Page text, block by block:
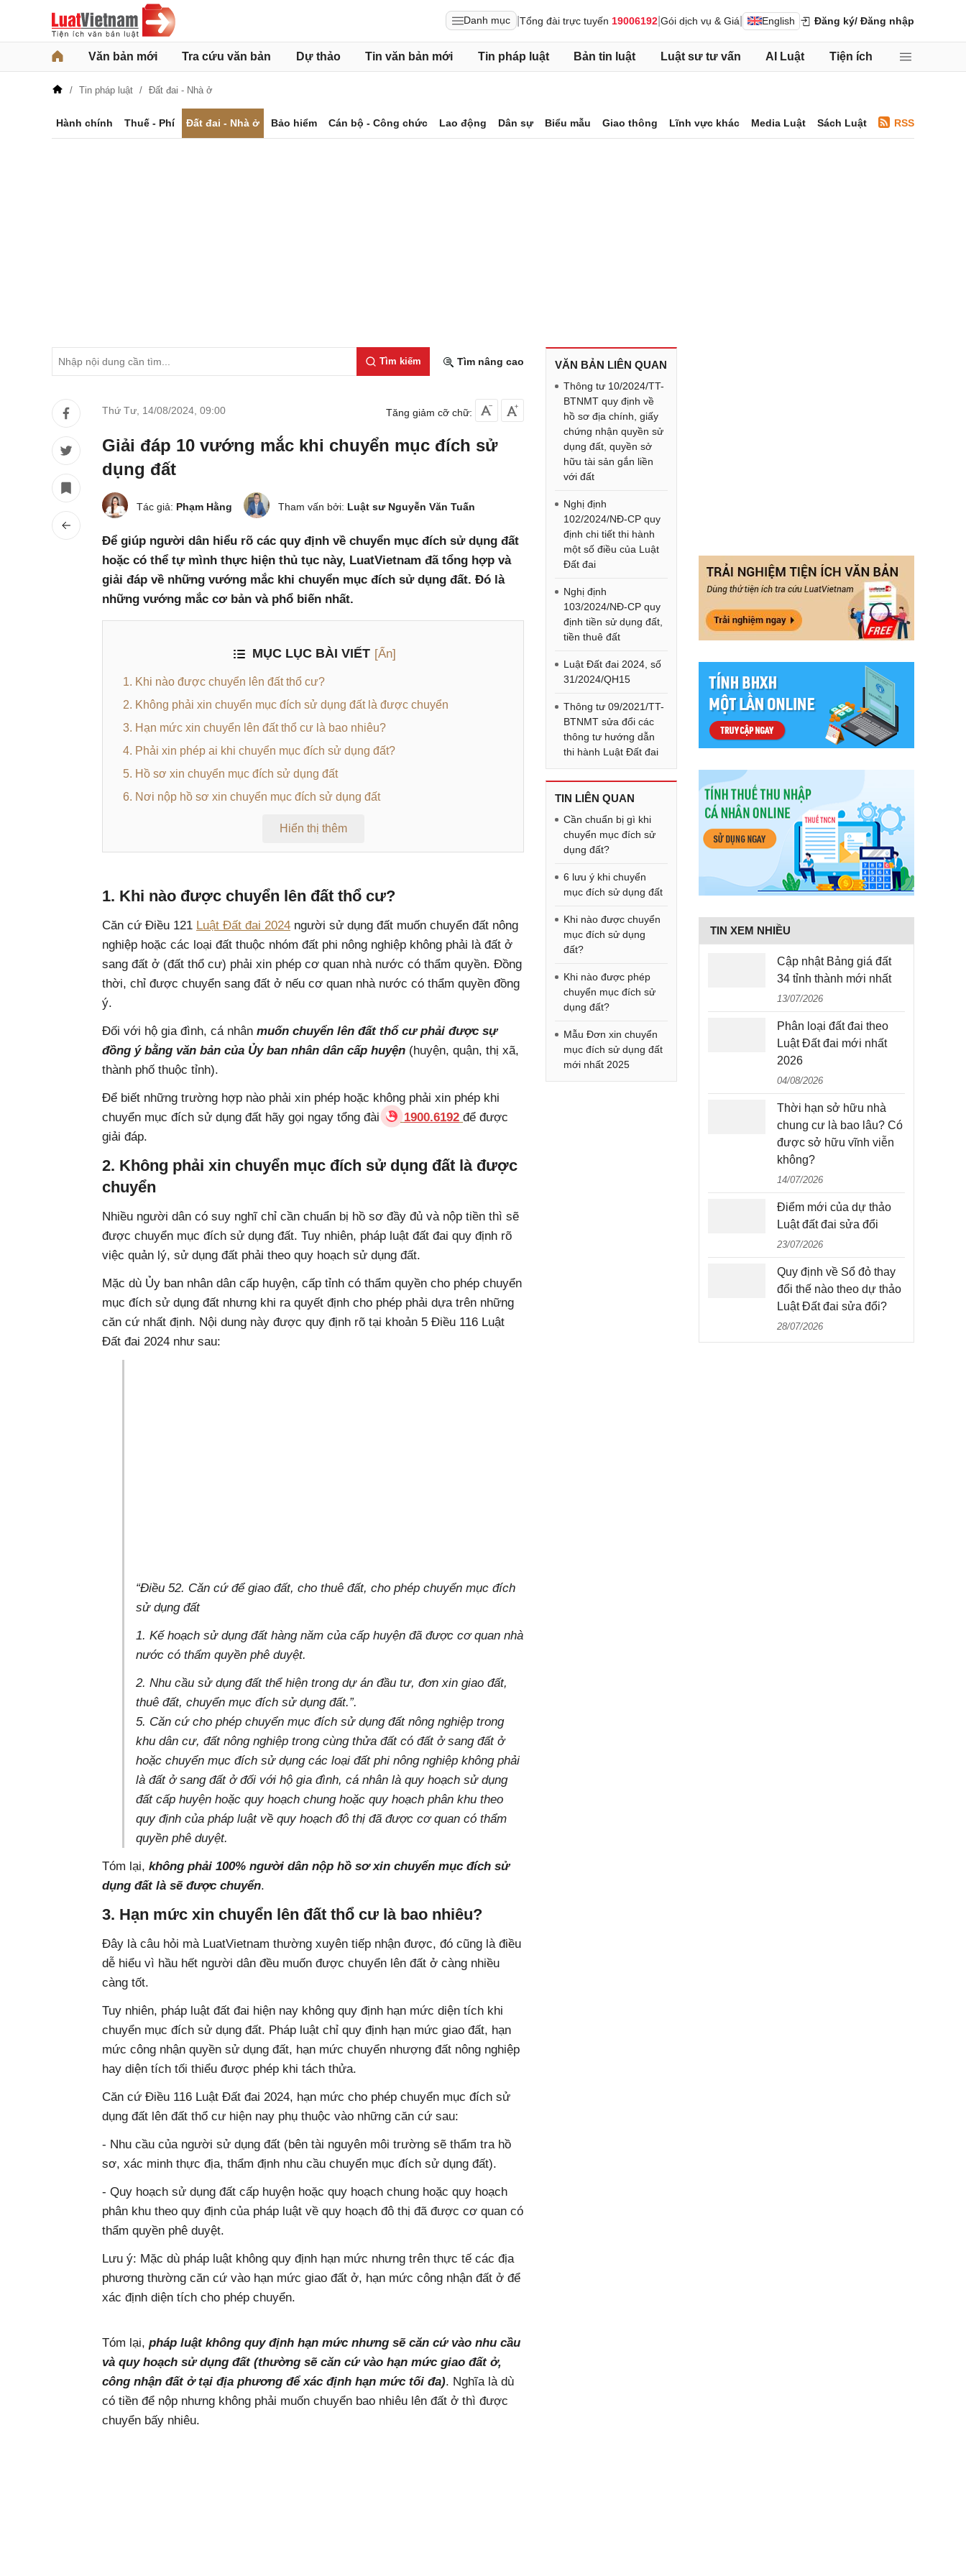
Danh mục Tổng đài trực tuyến 19006192 Gói dịch vụ & Giá English Đăng ký/ Đăng nhập
Văn bản mới Tra cứu văn bản Dự thảo Tin văn bản mới Tin pháp luật Bản tin luật Luật sư tư vấn AI Luật Tiện ích
Tin pháp luật Đất đai - Nhà ở
Hành chính Thuế - Phí Đất đai - Nhà ở Bảo hiểm Cán bộ - Công chức Lao động Dân sự Biểu mẫu Giao thông Lĩnh vực khác Media Luật Sách Luật RSS
Tìm kiếm Tìm nâng cao
Thứ Tư, 14/08/2024 09:00 Tăng giảm cỡ chữ:
Giải đáp 10 vướng mắc khi chuyển mục đích sử
dụng đất
Tác giả: Phạm Hằng Tham vấn bởi: Luật sư Nguyễn Văn Tuấn
Để giúp người dân hiểu rõ các quy định về chuyển mục đích sử dụng đất
hoặc có thể tự mình thực hiện thủ tục này, LuatVietnam đã tổng hợp và
giải đáp về những vướng mắc khi chuyển mục đích sử dụng đất. Đó là
những vướng mắc cơ bản và phổ biến nhất.
MỤC LỤC BÀI VIẾT [Ẩn]
1. Khi nào được chuyển lên đất thổ cư?
2. Không phải xin chuyển mục đích sử dụng đất là được chuyển
3. Hạn mức xin chuyển lên đất thổ cư là bao nhiêu?
4. Phải xin phép ai khi chuyển mục đích sử dụng đất?
5. Hồ sơ xin chuyển mục đích sử dụng đất
6. Nơi nộp hồ sơ xin chuyển mục đích sử dụng đất
Hiển thị thêm
1. Khi nào được chuyển lên đất thổ cư?
Căn cứ Điều 121 Luật Đất đai 2024 người sử dụng đất muốn chuyển đất nông
nghiệp hoặc các loại đất thuộc nhóm đất phi nông nghiệp không phải là đất ở
sang đất ở (đất thổ cư) phải xin phép cơ quan nhà nước có thẩm quyền. Đồng
thời, chỉ được chuyển sang đất ở nếu cơ quan nhà nước có thẩm quyền đồng
ý.
Đối với hộ gia đình, cá nhân muốn chuyển lên đất thổ cư phải được sự
đồng ý bằng văn bản của Ủy ban nhân dân cấp huyện (huyện, quận, thị xã,
thành phố thuộc tỉnh).
Để biết những trường hợp nào phải xin phép hoặc không phải xin phép khi
chuyển mục đích sử dụng đất hãy gọi ngay tổng đài
1900.6192 để được
giải đáp.
2. Không phải xin chuyển mục đích sử dụng đất là được
chuyển
Nhiều người dân có suy nghĩ chỉ cần chuẩn bị hồ sơ đầy đủ và nộp tiền thì sẽ
được chuyển mục đích sử dụng đất. Tuy nhiên, pháp luật đất đai quy định rõ
việc quản lý, sử dụng đất phải theo quy hoạch sử dụng đất.
Mặc dù Ủy ban nhân dân cấp huyện, cấp tỉnh có thẩm quyền cho phép chuyển
mục đích sử dụng đất nhưng khi ra quyết định cho phép phải dựa trên những
căn cứ nhất định. Nội dung này được quy định rõ tại khoản 5 Điều 116 Luật
Đất đai 2024 như sau:
“Điều 52. Căn cứ để giao đất, cho thuê đất, cho phép chuyển mục đích
sử dụng đất
1. Kế hoạch sử dụng đất hàng năm của cấp huyện đã được cơ quan nhà
nước có thẩm quyền phê duyệt.
2. Nhu cầu sử dụng đất thể hiện trong dự án đầu tư, đơn xin giao đất,
thuê đất, chuyển mục đích sử dụng đất.”.
5. Căn cứ cho phép chuyển mục đích sử dụng đất nông nghiệp trong
khu dân cư, đất nông nghiệp trong cùng thửa đất có đất ở sang đất ở
hoặc chuyển mục đích sử dụng các loại đất phi nông nghiệp không phải
là đất ở sang đất ở đối với hộ gia đình, cá nhân là quy hoạch sử dụng
đất cấp huyện hoặc quy hoạch chung hoặc quy hoạch phân khu theo
quy định của pháp luật về quy hoạch đô thị đã được cơ quan có thẩm
quyền phê duyệt.
Tóm lại, không phải 100% người dân nộp hồ sơ xin chuyển mục đích sử
dụng đất là sẽ được chuyển.
3. Hạn mức xin chuyển lên đất thổ cư là bao nhiêu?
Đây là câu hỏi mà LuatVietnam thường xuyên tiếp nhận được, đó cũng là điều
dễ hiểu vì hầu hết người dân đều muốn được chuyển lên đất ở càng nhiều
càng tốt.
Tuy nhiên, pháp luật đất đai hiện nay không quy định hạn mức diện tích khi
chuyển mục đích sử dụng đất. Pháp luật chỉ quy định hạn mức giao đất, hạn
mức công nhận quyền sử dụng đất, hạn mức chuyển nhượng đất nông nghiệp
hay diện tích tối thiểu được phép khi tách thửa.
Căn cứ Điều 116 Luật Đất đai 2024, hạn mức cho phép chuyển mục đích sử
dụng đất lên đất thổ cư hiện nay phụ thuộc vào những căn cứ sau:
- Nhu cầu của người sử dụng đất (bên tài nguyên môi trường sẽ thẩm tra hồ
sơ, xác minh thực địa, thẩm định nhu cầu chuyển mục đích sử dụng đất).
- Quy hoạch sử dụng đất cấp huyện hoặc quy hoạch chung hoặc quy hoạch
phân khu theo quy định của pháp luật về quy hoạch đô thị đã được cơ quan có
thẩm quyền phê duyệt.
Lưu ý: Mặc dù pháp luật không quy định hạn mức nhưng trên thực tế các địa
phương thường căn cứ vào hạn mức giao đất ở, hạn mức công nhận đất ở để
xác định diện tích cho phép chuyển.
Tóm lại, pháp luật không quy định hạn mức nhưng sẽ căn cứ vào nhu cầu
và quy hoạch sử dụng đất (thường sẽ căn cứ vào hạn mức giao đất ở,
công nhận đất ở tại địa phương để xác định hạn mức tối đa). Nghĩa là dù
có tiền để nộp nhưng không phải muốn chuyển bao nhiêu lên đất ở thì được
chuyển bấy nhiêu.
VĂN BẢN LIÊN QUAN
Thông tư 10/2024/TT-
BTNMT quy định về
hồ sơ địa chính, giấy
chứng nhận quyền sử
dụng đất, quyền sở
hữu tài sản gắn liền
với đất
Nghị định
102/2024/NĐ-CP quy
định chi tiết thi hành
một số điều của Luật
Đất đai
Nghị định
103/2024/NĐ-CP quy
định tiền sử dụng đất,
tiền thuê đất
Luật Đất đai 2024, số
31/2024/QH15
Thông tư 09/2021/TT-
BTNMT sửa đổi các
thông tư hướng dẫn
thi hành Luật Đất đai
TIN LIÊN QUAN
Cần chuẩn bị gì khi
chuyển mục đích sử
dụng đất?
6 lưu ý khi chuyển
mục đích sử dụng đất
Khi nào được chuyển
mục đích sử dụng
đất?
Khi nào được phép
chuyển mục đích sử
dụng đất?
Mẫu Đơn xin chuyển
mục đích sử dụng đất
mới nhất 2025
TIN XEM NHIỀU
Cập nhật Bảng giá đất
34 tỉnh thành mới nhất
13/07/2026
Phân loại đất đai theo
Luật Đất đai mới nhất
2026
04/08/2026
Thời hạn sở hữu nhà
chung cư là bao lâu? Có
được sở hữu vĩnh viễn
không?
14/07/2026
Điểm mới của dự thảo
Luật đất đai sửa đổi
23/07/2026
Quy định về Sổ đỏ thay
đổi thế nào theo dự thảo
Luật Đất đai sửa đổi?
28/07/2026